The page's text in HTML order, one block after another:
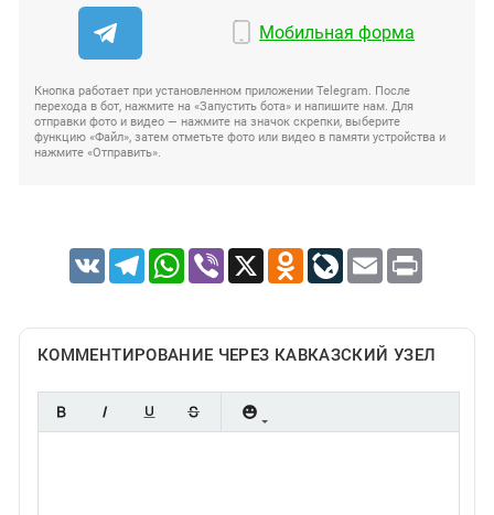
Мобильная форма
Кнопка работает при установленном приложении Telegram. После
перехода в бот, нажмите на «Запустить бота» и напишите нам. Для
отправки фото и видео — нажмите на значок скрепки, выберите
функцию «Файл», затем отметьте фото или видео в памяти устройства и
нажмите «Отправить».
VK TelegramWhatsApp
Viber X Odnoklassniki
LiveJournal
Email Print
КОММЕНТИРОВАНИЕ ЧЕРЕЗ КАВКАЗСКИЙ УЗЕЛ